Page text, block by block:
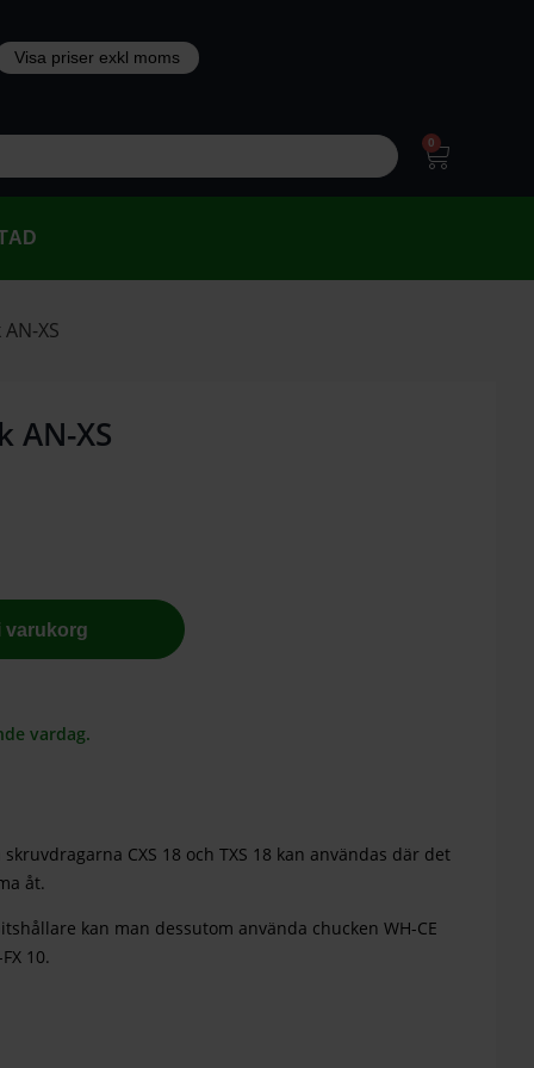
0
XS
AN-XS
varukorg
vardag.
CXS 18 och TXS 18 kan användas där det
åt.
kan man dessutom använda chucken WH-CE
10.